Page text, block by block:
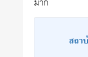
สถ